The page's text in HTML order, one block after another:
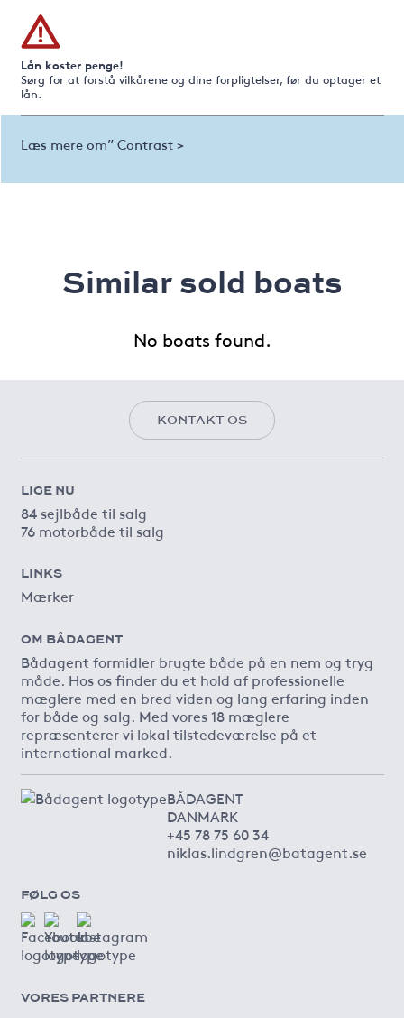
Lån koster penge!
Sørg for at forstå vilkårene og dine forpligtelser, før du optager et
lån.
Læs mere om” Contrast >
Similar sold boats
No boats found.
KONTAKT OS
LIGE NU
84 sejlbåde til salg
76 motorbåde til salg
LINKS
Mærker
OM BÅDAGENT
Bådagent formidler brugte både på en nem og tryg
måde. Hos os finder du et hold af professionelle
mæglere med en bred viden og lang erfaring inden
for både og salg. Med vores 18 mæglere
repræsenterer vi lokal tilstedeværelse på et
international marked.
BÅDAGENT
DANMARK
+45 78 75 60 34
niklas.lindgren@batagent.se
FØLG OS
VORES PARTNERE